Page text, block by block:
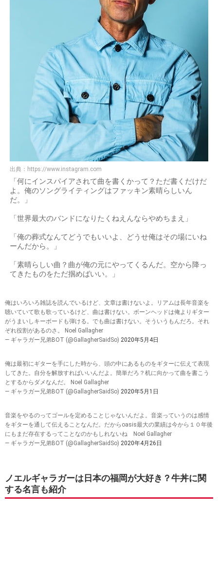
出典： https://www.instagram.com
「何にインスパイアされて曲を書くかって？ただ書くだけだ
よ。俺のソングライティングはファッキン素晴らしいん
だ。」
「世界最大のバンドになりたくねえんならやめちまえ」
「俺の葬式なんてどうでもいいよ、どうせ俺はその場にいね
ーんだから。」
「素晴らしい曲？曲が俺の元にやってくるんだ。空から降っ
てきたものをただ掴めばいい。」
俺はいろいろ雑誌を読んでいるけど、文章は書けないよ。リアムは長年音楽を
聴いていて歌も歌っているけど、曲は書けない。ボーンヘッドは俺よりギター
がうまいしキーボードも弾ける。でも曲は書けない。そういうもんだろ。それ
ぞれ役割があるのさ。 Noel Gallagher
— ギャラガー兄弟BOT (@GallagherSaidSo) 2020年5月4日
俺は最初にギターを手にした時から、頭の中にあるものをギターに伝えて表現
してきた。自分を解放すればいいんだよ。簡単だろ？机に向かって曲を書こう
とするからダメなんだ。 Noel Gallagher
— ギャラガー兄弟BOT (@GallagherSaidSo) 2020年5月1日
音楽をやるのってゴールを定めることじゃないんだよ。音楽っていうのは感情
をギターを通して伝えることなんだ。だからoasis最大の業績は今から１０年後
にもまだ存在するってことなのかもしれないね Noel Gallagher
— ギャラガー兄弟BOT (@GallagherSaidSo) 2020年4月26日
ノエルギャラガーは日本の福岡が大好き？牛丼に関
する名言も紹介